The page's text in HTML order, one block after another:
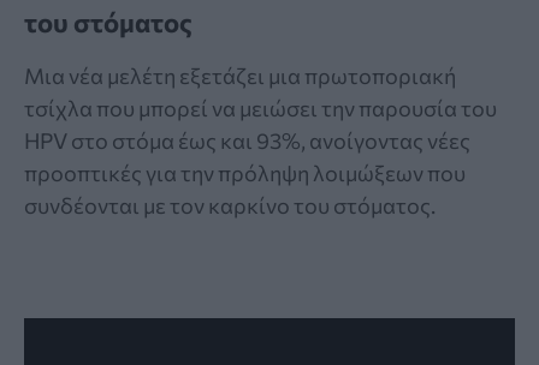
του στόματος
Μια νέα μελέτη εξετάζει μια πρωτοποριακή
τσίχλα που μπορεί να μειώσει την παρουσία του
HPV στο στόμα έως και 93%, ανοίγοντας νέες
προοπτικές για την πρόληψη λοιμώξεων που
συνδέονται με τον καρκίνο του στόματος.